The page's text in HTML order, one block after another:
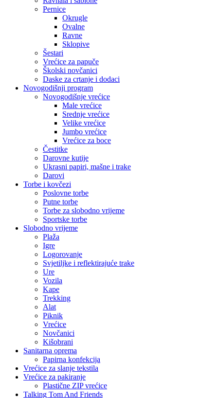
Pernice
Okrugle
Ovalne
Ravne
Sklopive
Šestari
Vrećice za papuče
Školski novčanici
Daske za crtanje i dodaci
Novogodišnji program
Novogodišnje vrećice
Male vrećice
Srednje vrećice
Velike vrećice
Jumbo vrećice
Vrećice za boce
Čestitke
Darovne kutije
Ukrasni papiri, mašne i trake
Darovi
Torbe i kovčezi
Poslovne torbe
Putne torbe
Torbe za slobodno vrijeme
Sportske torbe
Slobodno vrijeme
Plaža
Igre
Logorovanje
Svjetiljke i reflektirajuće trake
Ure
Vozila
Kape
Trekking
Alat
Piknik
Vrećice
Novčanici
Kišobrani
Sanitarna oprema
Papirna konfekcija
Vrećice za slanje tekstila
Vrećice za pakiranje
Plastične ZIP vrećice
Talking Tom And Friends